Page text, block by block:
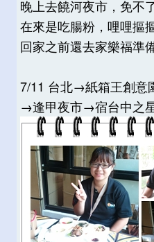
晚上去饒河夜市，免不
在來是吃腸粉，哩哩摳
回家之前還去家樂福準
7/11 台北→紙箱王創
→逢甲夜市→宿台中之